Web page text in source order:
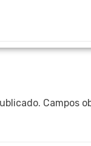
Campos